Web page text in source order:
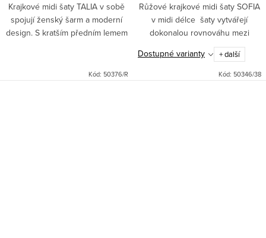
Krajkové midi šaty TALIA v sobě
spojují ženský šarm a moderní
design. S kratším předním lemem
Asymetrie lemu dodává...
Kód: 50376/R
Růžové krajkové midi šaty SOFIA
v midi délce šaty vytvářejí
dokonalou rovnováhu mezi
rafinovaností a všestranností
takže se hodí pro různé
příležitosti. Výstřih do V...
Dostupné varianty + další
Kód: 50346/38